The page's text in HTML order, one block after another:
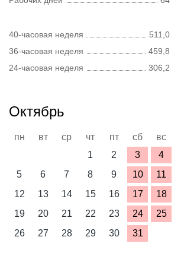
40-часовая неделя
511,0
36-часовая неделя
459,8
24-часовая неделя
306,2
Октябрь
пн вт ср чт пт сб
вс
1
2 3
4
5
6 7 8 9 10
11
12
13 14 15 16 17
18
19
20 21 22 23 24
25
26
27 28 29 30 31